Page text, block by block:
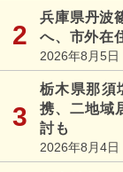
兵庫県丹波
へ、市外在
2026年8月5日
栃木県那須
携、二地域
討も
2026年8月4日